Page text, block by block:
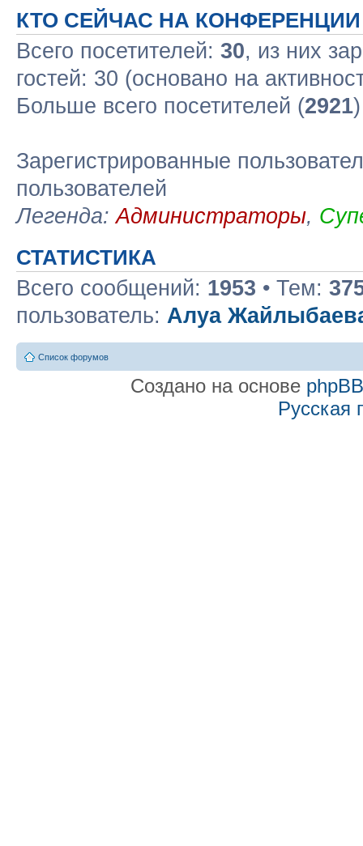
КТО СЕЙЧАС НА КОНФЕРЕНЦИИ
Всего посетителей: 30, из них
гостей: 30 (основано на
Больше всего посетителей (2921
Зарегистрированные
пользователей
Легенда:Администраторы,
СТАТИСТИКА
Всего сообщений: 1953 • Тем:
пользователь: Алуа
Список форумов
Создано на основе phpBB
Русская